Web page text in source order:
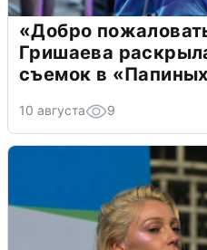
«Добро
Гришаева
съемок в
10 августа 9